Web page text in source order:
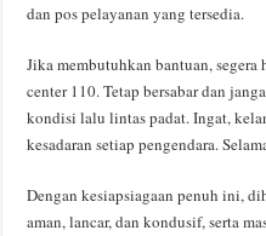
dan pos pelayanan yang tersedia.
Jika membutuhkan bantuan,
center 110. Tetap bersabar dan
kondisi lalu lintas padat. Ingat,
kesadaran setiap pengendara.
Dengan kesiapsiagaan penuh ini,
aman, lancar, dan kondusif, serta